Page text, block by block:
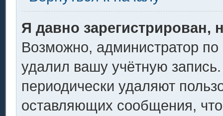
Я давно зарегистрирован,
Возможно, администратор по
удалил вашу учётную
периодически удаляют
оставляющих сообщения,